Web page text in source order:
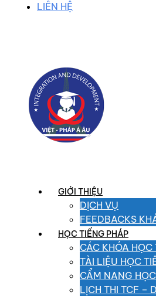
LIÊN HỆ
GIỚI THIỆU
DỊCH VỤ
FEEDBACKS
HỌC TIẾNG PHÁP
CÁC KHÓA HỌC
TÀI LIỆU HỌC
CẨM NANG
LỊCH THI TCF –